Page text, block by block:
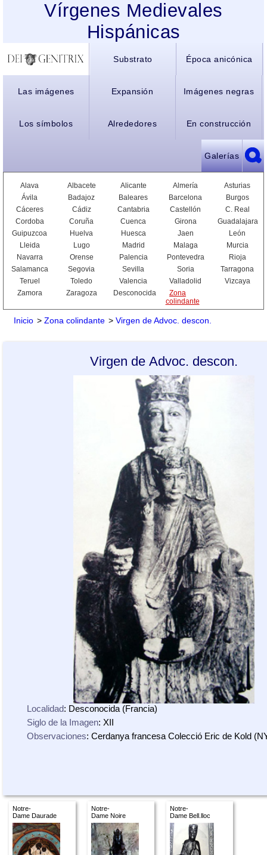
Vírgenes Medievales
Hispánicas
Substrato Época anicónica
Las imágenes Expansión Imágenes negras
Los símbolos Alrededores En construcción
Galerías
Alava Albacete Alicante Almería
Asturias
Ávila
Badajoz Baleares Barcelona
Burgos
Cáceres
Cádiz Cantabria Castellón
C. Real
Cordoba
Coruña Cuenca Girona
Guadalajara
Guipuzcoa
Huelva Huesca Jaen
León
Lleida
Lugo Madrid Malaga
Murcia
Navarra
Orense Palencia Pontevedra
Rioja
Salamanca
Segovia Sevilla Soria
Tarragona
Teruel
Toledo Valencia Valladolid
Vizcaya
Zamora
Zaragoza Desconocida
Zona
colindante
Inicio > Zona colindante > Virgen de Advoc. descon.
Virgen de Advoc. descon.
Localidad: Desconocida (Francia)
Siglo de la Imagen: XII
Observaciones: Cerdanya francesa Colecció Eric de Kold
Notre-
Dame Daurade
Notre-
Dame Noire
Notre-
Dame Bell.lloc